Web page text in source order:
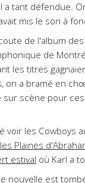
a tant défendue.
mis le son à
de l'album
de
les titres
on a bramé en
sur scène pour
voir les Cowboys
Plaines
estival où Karl a
nouvelle est